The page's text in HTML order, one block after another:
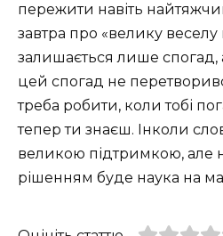
пережити навіть
завтра про «велику веселу
залишається лише
цей спогад не
треба робити, коли тобі
тепер ти знаєш. Інколи
великою підтримкою, але
рішенням буде наука на